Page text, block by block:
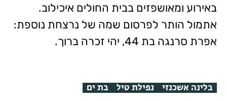
באירוע ומאושפזים בבית החולים איכילוב.
אתמול הותר לפרסום שמה של נרצחת נוספת:
אפרת סרנגה בת 44, יהי זכרה ברוך.
בלינה אשכנזי נפילת טיל בת ים